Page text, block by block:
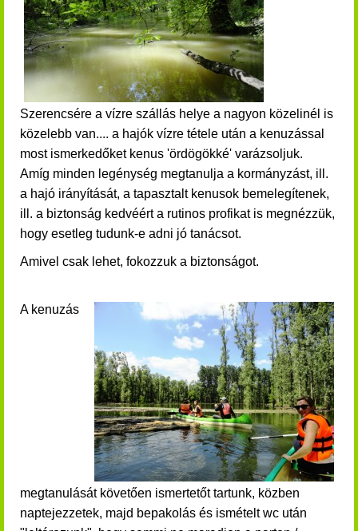
Szerencsére a vízre szállás helye a nagyon közelinél is
közelebb van.... a hajók vízre tétele után a kenuzással
most ismerkedőketkenus 'ördögökké' varázsoljuk.
Amíg minden legénység megtanulja a kormányzást, ill.
a hajó irányítását, a tapasztalt kenusok bemelegítenek,
ill. a biztonság kedvéért a rutinos profikat is megnézzük,
hogy esetleg tudunk-e adni jó tanácsot.
Amivel csak lehet, fokozzuk a biztonságot.
A kenuzás
megtanulását követően ismertetőt tartunk, közben
naptejezzetek, majd bepakolás és ismételt wc után